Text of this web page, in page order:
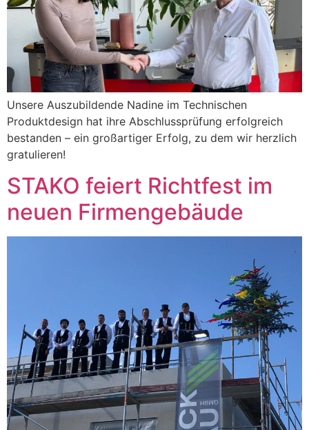
Unsere Auszubildende Nadine im Technischen
Produktdesign hat ihre Abschlussprüfung erfolgreich
bestanden – ein großartiger Erfolg, zu dem wir herzlich
gratulieren!
STAKO feiert Richtfest im
neuen Firmengebäude ​